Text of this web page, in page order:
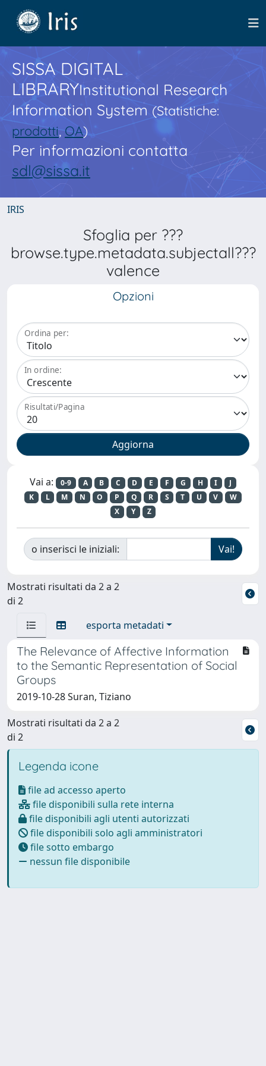
SISSA DIGITAL
LIBRARYInstitutional Research
Information System(Statistiche:
prodotti,OA)
Per informazioni contatta
sdl@sissa.it
IRIS
Sfoglia per ???
browse.type.metadata.subjectall???
valence
Opzioni
Ordina per:
In ordine:
Risultati/Pagina
Vai a: 0-9 A B C D E F G H I
J
K
L M N O P Q R S T U V
W
X
Y Z
o inserisci le iniziali:
Mostrati risultati da 2 a 2
di 2
esporta metadati
The Relevance of Affective Information
to the Semantic Representation of Social
Groups
2019-10-28 Suran, Tiziano
Mostrati risultati da 2 a 2
di 2
Legenda icone
file ad accesso aperto
file disponibili sulla rete interna
file disponibili agli utenti autorizzati
file disponibili solo agli amministratori
file sotto embargo
nessun file disponibile